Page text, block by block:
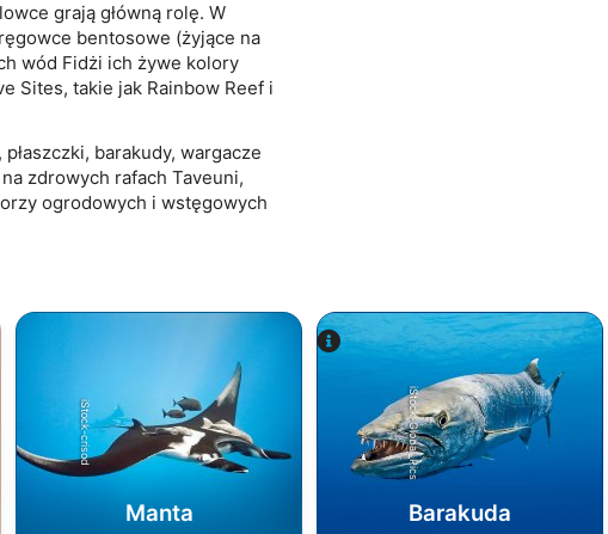
grają główną rolę. W
bentosowe (żyjące na
wód Fidżi ich żywe kolory
Sites, takie jak Rainbow Reef i
barakudy, wargacze
zdrowych rafach Taveuni,
ogrodowych i wstęgowych
iStock-crisod
Manta
iStock-Global_Pics
Barakuda